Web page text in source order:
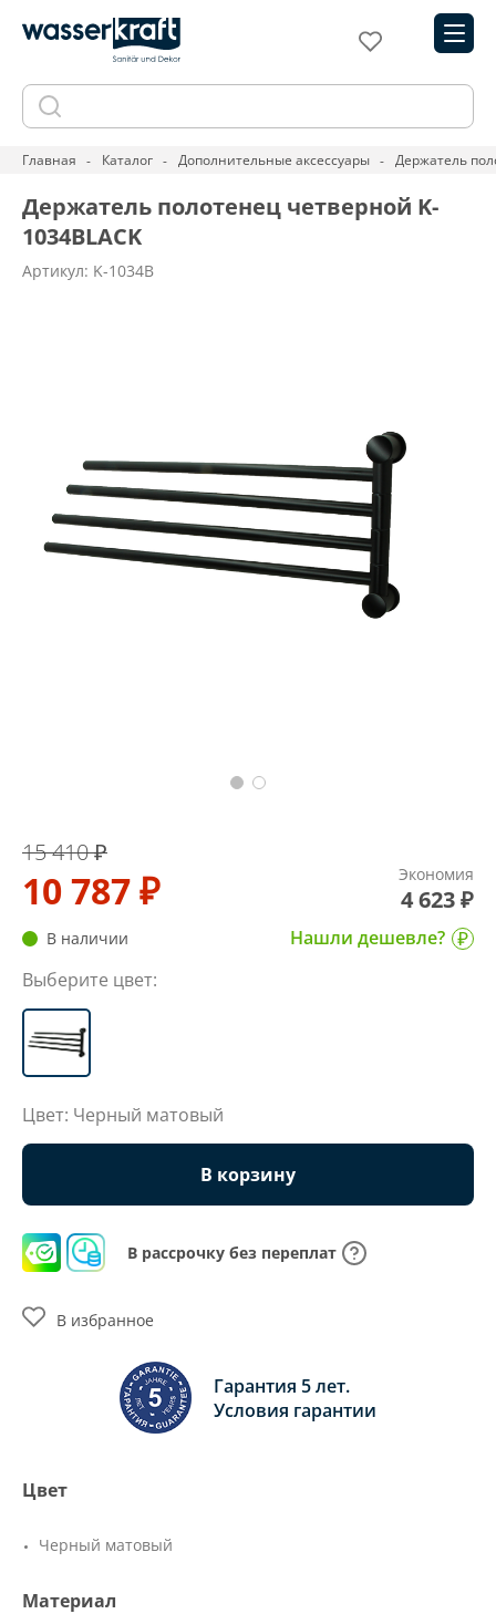
Главная Каталог Дополнительные аксессуары Держатель
Держатель полотенец четверной K-
1034BLACK
Артикул: K-1034B
15 410 ₽
10 787 ₽ Экономия
4 623 ₽
В наличии
Нашли дешевле?
Выберите цвет:
Цвет: Черный матовый
В корзину
В рассрочку без переплат
Гарантия 5 лет.
Условия гарантии
В избранное
Цвет
Черный матовый
Материал